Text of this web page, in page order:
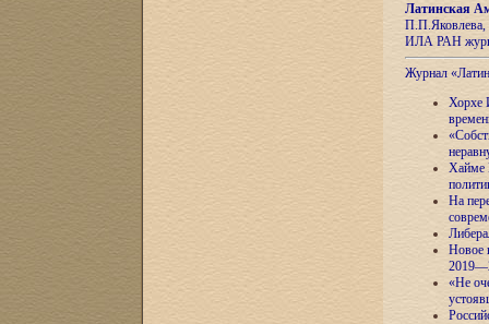
Латинская
П.П.Яковлева,
ИЛА РАН
Журнал
Хорхе
Хайме
На
Новое
«Не